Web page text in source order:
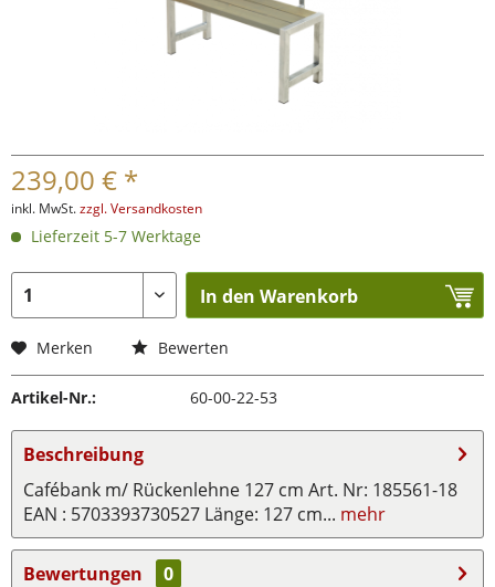
239,00 € *
inkl. MwSt.zzgl. Versandkosten
Lieferzeit 5-7 Werktage
In den Warenkorb
Merken Bewerten
Artikel-Nr.: 60-00-22-53
Beschreibung
Cafébank m/ Rückenlehne 127 cm Art. Nr: 185561-18
EAN : 5703393730527 Länge: 127 cm... mehr
Bewertungen
0